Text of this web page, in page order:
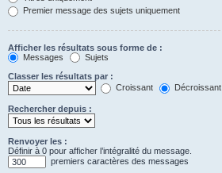
Premier message des sujets uniquement
Afficher les résultats sous forme de :
Messages
Sujets
Classer les résultats par :
Croissant
Décroissant
Rechercher depuis :
Renvoyer les :
Définir à 0 pour afficher l’intégralité du message.
premiers caractères des messages